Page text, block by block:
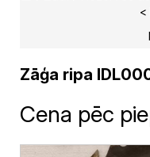
<
Zāģa ripa
Cena pēc